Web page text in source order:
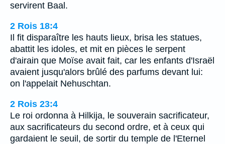
servirent Baal.
2 Rois 18:4
Il fit disparaître les hauts lieux, brisa les statues,
abattit les idoles, et mit en pièces le serpent
d'airain que Moïse avait fait, car les enfants d'Israël
avaient jusqu'alors brûlé des parfums devant lui:
on l'appelait Nehuschtan.
2 Rois 23:4
Le roi ordonna à Hilkija, le souverain sacrificateur,
aux sacrificateurs du second ordre, et à ceux qui
gardaient le seuil, de sortir du temple de l'Eternel